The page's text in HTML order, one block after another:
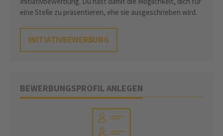
eine Stelle zu präsentieren, ehe sie ausgeschrieben wird.
INITIATIVBEWERBUNG
BEWERBUNGSPROFIL ANLEGEN